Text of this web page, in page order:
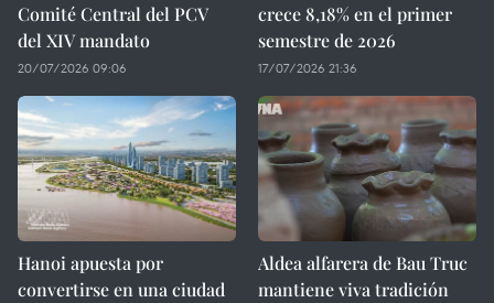
Comité Central del PCV
del XIV mandato
20/07/2026 09:06
crece 8,18% en el primer
semestre de 2026
17/07/2026 21:36
Hanoi apuesta por
convertirse en una ciudad
Aldea alfarera de Bau Truc
mantiene viva tradición